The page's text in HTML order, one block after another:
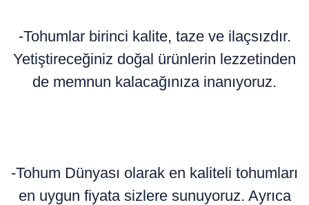
-Tohumlar birinci kalite, taze ve ilaçsızdır.
Yetiştireceğiniz doğal ürünlerin lezzetinden
de memnun kalacağınıza inanıyoruz.
-Tohum Dünyası olarak en kaliteli tohumları
en uygun fiyata sizlere sunuyoruz. Ayrıca